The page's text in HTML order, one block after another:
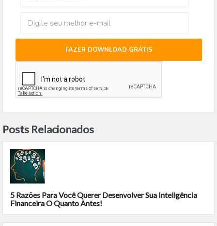
FAZER DOWNLOAD GRÁTIS
Posts Relacionados
5 Razões Para Você Querer Desenvolver Sua Inteligência
Financeira O Quanto Antes!